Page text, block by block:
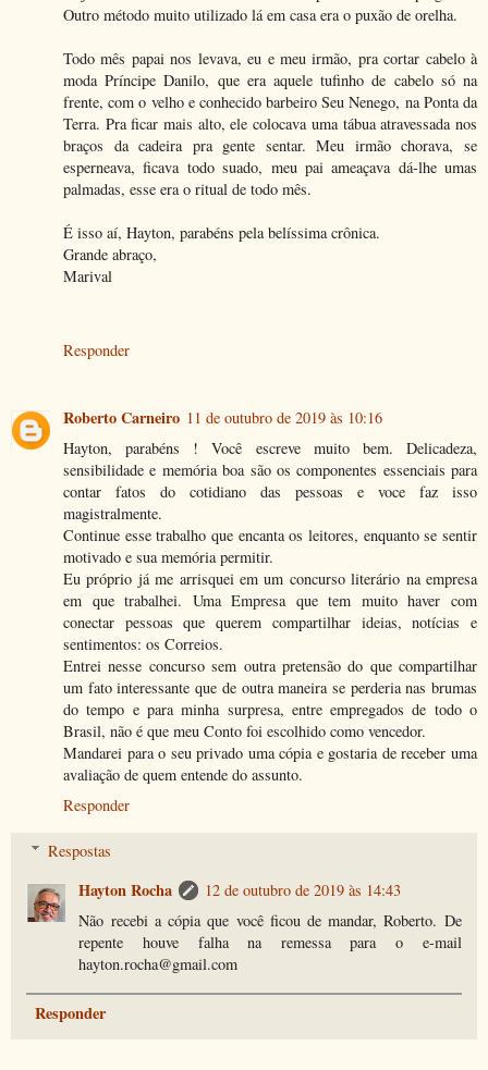
Outro método muito utilizado lá em casa era o puxão de orelha.
Todo mês papai nos levava, eu e meu irmão, pra cortar cabelo à
moda Príncipe Danilo, que era aquele tufinho de cabelo só na
frente, com o velho e conhecido barbeiro Seu Nenego, na Ponta da
Terra. Pra ficar mais alto, ele colocava uma tábua atravessada nos
braços da cadeira pra gente sentar. Meu irmão chorava, se
esperneava, ficava todo suado, meu pai ameaçava dá-lhe umas
palmadas, esse era o ritual de todo mês.
É isso aí, Hayton, parabéns pela belíssima crônica.
Grande abraço,
Marival
Responder
Roberto Carneiro 11 de outubro de 2019 às 10:16
Hayton, parabéns ! Você escreve muito bem. Delicadeza,
sensibilidade e memória boa são os componentes essenciais para
contar fatos do cotidiano das pessoas e voce faz isso
magistralmente.
Continue esse trabalho que encanta os leitores, enquanto se sentir
motivado e sua memória permitir.
Eu próprio já me arrisquei em um concurso literário na empresa
em que trabalhei. Uma Empresa que tem muito haver com
conectar pessoas que querem compartilhar ideias, notícias e
sentimentos: os Correios.
Entrei nesse concurso sem outra pretensão do que compartilhar
um fato interessante que de outra maneira se perderia nas brumas
do tempo e para minha surpresa, entre empregados de todo o
Brasil, não é que meu Conto foi escolhido como vencedor.
Mandarei para o seu privado uma cópia e gostaria de receber uma
avaliação de quem entende do assunto.
Responder
Respostas
Hayton Rocha
12 de outubro de 2019 às 14:43
Não recebi a cópia que você ficou de mandar, Roberto. De
repente houve falha na remessa para o e-mail
hayton.rocha@gmail.com
Responder